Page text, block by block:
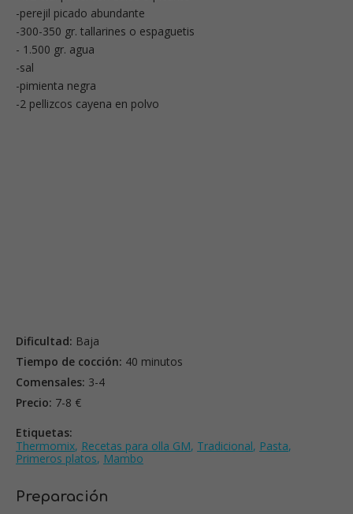
-perejil picado abundante
-300-350 gr. tallarines o espaguetis
- 1.500 gr. agua
-sal
-pimienta negra
-2 pellizcos cayena en polvo
Dificultad: Baja
Tiempo de cocción: 40 minutos
Comensales: 3-4
Precio: 7-8 €
Etiquetas:
Thermomix, Recetas para olla GM, Tradicional, Pasta,
Primeros platos, Mambo
Preparación